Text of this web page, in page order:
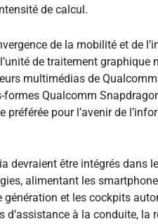
de calcul.
de la mobilité et de
de traitement graphique
multimédias de
formes Qualcomm
pour l’avenir de
devraient être intégrés dans
alimentant les
génération et les cockpits
d’assistance à la conduite,